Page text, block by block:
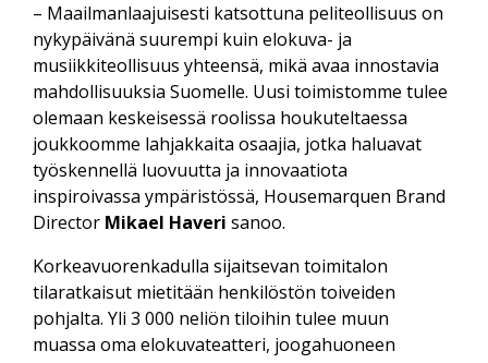
– Maailmanlaajuisesti katsottuna peliteollisuus on
nykypäivänä suurempi kuin elokuva- ja
musiikkiteollisuus yhteensä, mikä avaa innostavia
mahdollisuuksia Suomelle. Uusi toimistomme tulee
olemaan keskeisessä roolissa houkuteltaessa
joukkoomme lahjakkaita osaajia, jotka haluavat
työskennellä luovuutta ja innovaatiota
inspiroivassa ympäristössä, Housemarquen Brand
Director Mikael Haveri sanoo.
Korkeavuorenkadulla sijaitsevan toimitalon
tilaratkaisut mietitään henkilöstön toiveiden
pohjalta. Yli 3 000 neliön tiloihin tulee muun
muassa oma elokuvateatteri, joogahuoneen